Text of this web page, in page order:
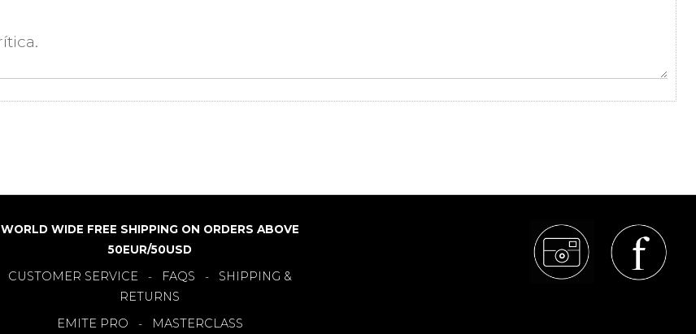
WORLD WIDE FREE SHIPPING ON ORDERS ABOVE
50EUR/50USD
CUSTOMER SERVICE - FAQS - SHIPPING &
RETURNS
EMITE PRO - MASTERCLASS